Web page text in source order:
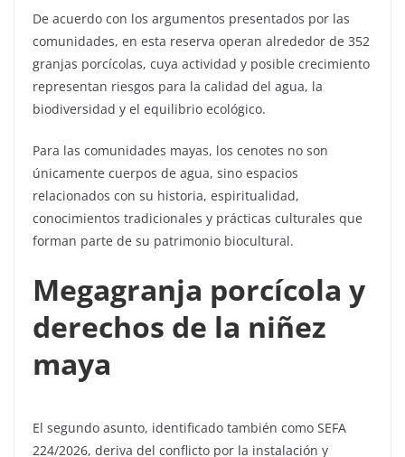
De acuerdo con los argumentos presentados por las
comunidades, en esta reserva operan alrededor de 352
granjas porcícolas, cuya actividad y posible crecimiento
representan riesgos para la calidad del agua, la
biodiversidad y el equilibrio ecológico.
Para las comunidades mayas, los cenotes no son
únicamente cuerpos de agua, sino espacios
relacionados con su historia, espiritualidad,
conocimientos tradicionales y prácticas culturales que
forman parte de su patrimonio biocultural.
Megagranja porcícola y
derechos de la niñez
maya
El segundo asunto, identificado también como SEFA
224/2026, deriva del conflicto por la instalación y